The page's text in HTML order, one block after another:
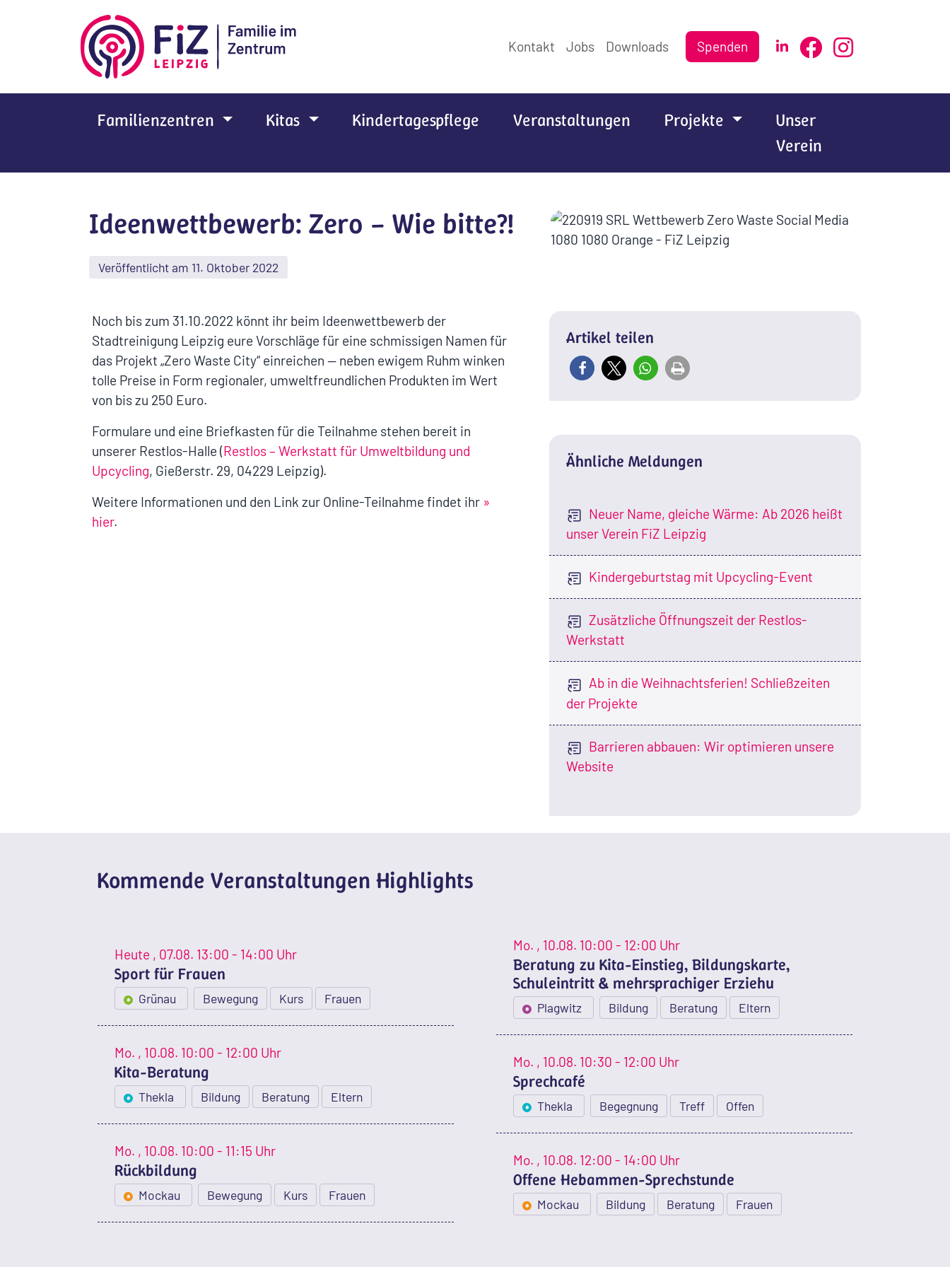
Kontakt Jobs Downloads Spenden
Familienzentren Kitas Kindertagespflege Veranstaltungen Projekte
Unser
Verein
Ideenwettbewerb: Zero – Wie bitte?!
Veröffentlicht am 11. Oktober 2022
Noch bis zum 31.10.2022 könnt ihr beim Ideenwettbewerb der
Stadtreinigung Leipzig eure Vorschläge für eine schmissigen Namen für
das Projekt „Zero Waste City“ einreichen — neben ewigem Ruhm winken
tolle Preise in Form regionaler, umweltfreundlichen Produkten im Wert
von bis zu 250 Euro.
Formulare und eine Briefkasten für die Teilnahme stehen bereit in
unserer Restlos-Halle (Restlos – Werkstatt für Umweltbildung und
Upcycling, Gießerstr. 29, 04229 Leipzig).
Weitere Informationen und den Link zur Online-Teilnahme findet ihr »
hier.
Artikel teilen
Ähnliche Meldungen
Neuer Name, gleiche Wärme: Ab 2026 heißt
unser Verein FiZ Leipzig
Kindergeburtstag mit Upcycling-Event
Zusätzliche Öffnungszeit der Restlos-
Werkstatt
Ab in die Weihnachtsferien! Schließzeiten
der Projekte
Barrieren abbauen: Wir optimieren unsere
Website
Kommende Veranstaltungen Highlights
Heute , 07.08. 13:00 - 14:00 Uhr
Sport für Frauen
Grünau Bewegung Kurs Frauen
Mo. , 10.08. 10:00 - 12:00 Uhr
Kita-Beratung
Thekla Bildung Beratung Eltern
Mo. , 10.08. 10:00 - 11:15 Uhr
Rückbildung
Mockau Bewegung Kurs Frauen
Mo. , 10.08. 10:00 - 12:00 Uhr
Beratung zu Kita-Einstieg, Bildungskarte,
Schuleintritt & mehrsprachiger Erziehu
Plagwitz Bildung Beratung Eltern
Mo. , 10.08. 10:30 - 12:00 Uhr
Sprechcafé
Thekla Begegnung Treff Offen
Mo. , 10.08. 12:00 - 14:00 Uhr
Offene Hebammen-Sprechstunde
Mockau Bildung Beratung Frauen